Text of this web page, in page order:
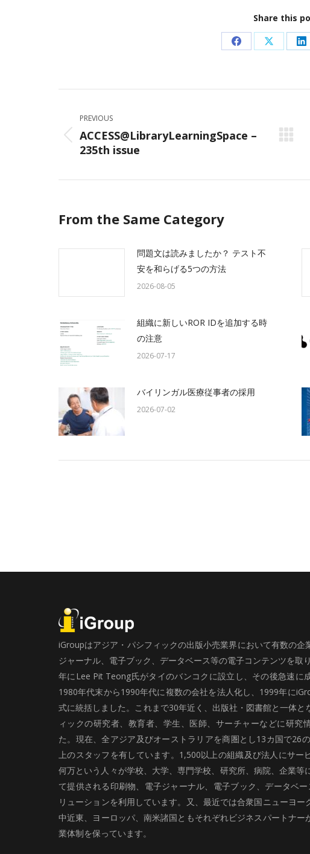
Share this
Share
Facebook
Share
X
navigation
PREVIOUS
Previous
post:
ACCESS@LibraryLearningSpace –
235th issue
From the Same Category
問題文は読みましたか？ テスト不
安を和らげる5つの方法
2026-08-05
組織に新しいROR IDを追加する時
の注意
2026-07-17
バイリンガル医療従事者の採用
2026-07-02
iGroupはアジア・パシフィックの出版小売業界において有数の企
ジャーナル、電子ブック、データベース等の電子コンテンツを取
年にLee Pit Teong氏がタイのバンコクに設立し、その後急速に
1980年代末から1990年代に複数の会社を法人化し、1999年に
式に統括しました。これまで30年近く、出版社・図書館と一体と
ィックの研究者、教育者、学生、医師、サーチャーなどに研究
た。現在、全アジア及びオーストラリアを商圏とし13カ国で26
上のスタッフを有しています。1,500以上の組織及び法人にサー
何万という人々が学校、大学、専門学校、研究所、病院、企業等
て提供される印刷物、電子ジャーナル、電子ブック、データベ
リューションを利用しています。又、最近では合衆国ニューヨー
中近東、ヨーロッパ、南米諸国ともそれぞれビジネスパートナー
業体制を保っています。